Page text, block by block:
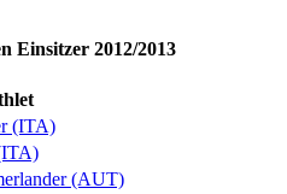
Einsitzer 2012/2013
(ITA)
(AUT)